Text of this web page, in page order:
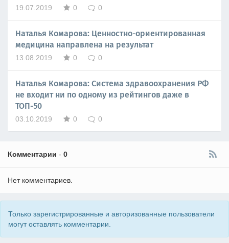
19.07.2019 0 0
Наталья Комарова: Ценностно-ориентированная
медицина направлена на результат
13.08.2019 0 0
Наталья Комарова: Система здравоохранения РФ
не входит ни по одному из рейтингов даже в
ТОП-50
03.10.2019 0 0
Комментарии - 0
Нет комментариев.
Только зарегистрированные и авторизованные пользователи
могут оставлять комментарии.